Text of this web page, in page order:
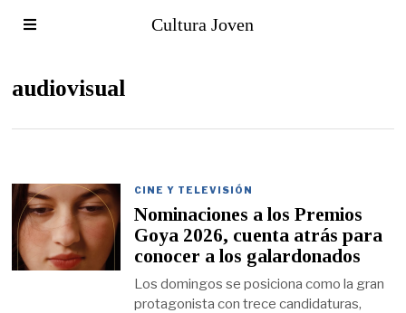
Cultura Joven
audiovisual
CINE Y TELEVISIÓN
Nominaciones a los Premios
Goya 2026, cuenta atrás para
conocer a los galardonados
Los domingos se posiciona como la gran
protagonista con trece candidaturas,